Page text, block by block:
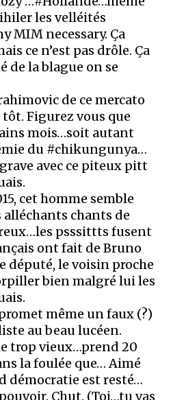
les velléités
MIM necessary. Ça
ce n’est pas drôle. Ça
de la blague on se
de ce mercato
Figurez vous que
mois…soit autant
du #chikungunya…
avec ce piteux pitt
cet homme semble
alléchants chants de
psssittts fusent
ont fait de Bruno
député, le voisin proche
bien malgré lui les
même un faux (?)
au beau lucéen.
trop vieux…prend 20
la foulée que… Aimé
démocratie est resté…
Chut. (Toi…tu vas